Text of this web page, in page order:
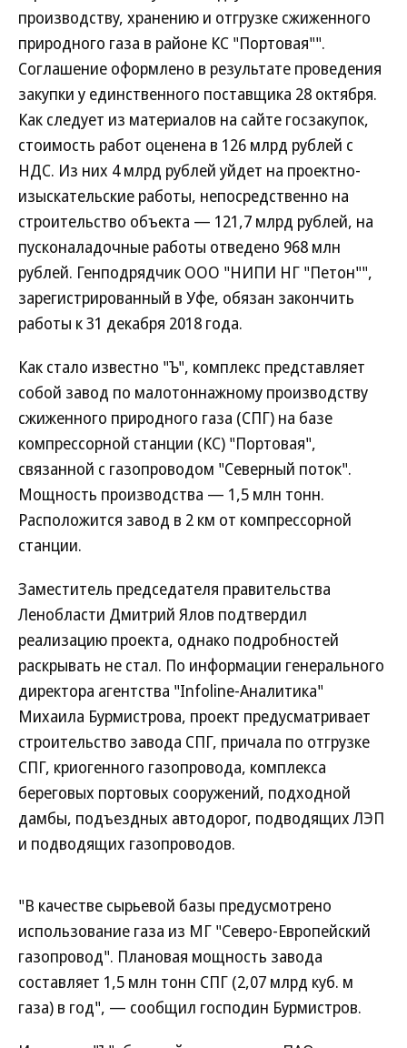
производству, хранению и отгрузке сжиженного
природного газа в районе КС "Портовая"".
Соглашение оформлено в результате проведения
закупки у единственного поставщика 28 октября.
Как следует из материалов на сайте госзакупок,
стоимость работ оценена в 126 млрд рублей с
НДС. Из них 4 млрд рублей уйдет на проектно-
изыскательские работы, непосредственно на
строительство объекта — 121,7 млрд рублей, на
пусконаладочные работы отведено 968 млн
рублей. Генподрядчик ООО "НИПИ НГ "Петон"",
зарегистрированный в Уфе, обязан закончить
работы к 31 декабря 2018 года.
Как стало известно "Ъ", комплекс представляет
собой завод по малотоннажному производству
сжиженного природного газа (СПГ) на базе
компрессорной станции (КС) "Портовая",
связанной с газопроводом "Северный поток".
Мощность производства — 1,5 млн тонн.
Расположится завод в 2 км от компрессорной
станции.
Заместитель председателя правительства
Ленобласти Дмитрий Ялов подтвердил
реализацию проекта, однако подробностей
раскрывать не стал. По информации генерального
директора агентства "Infoline-Аналитика"
Михаила Бурмистрова, проект предусматривает
строительство завода СПГ, причала по отгрузке
СПГ, криогенного газопровода, комплекса
береговых портовых сооружений, подходной
дамбы, подъездных автодорог, подводящих ЛЭП
и подводящих газопроводов.
"В качестве сырьевой базы предусмотрено
использование газа из МГ "Северо-Европейский
газопровод". Плановая мощность завода
составляет 1,5 млн тонн СПГ (2,07 млрд куб. м
газа) в год", — сообщил господин Бурмистров.